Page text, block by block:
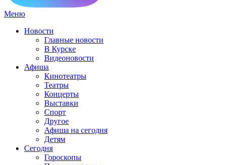
Меню
Новости
Главные новости
В Курске
Видеоновости
Афиша
Кинотеатры
Театры
Концерты
Выставки
Спорт
Другое
Афиша на сегодня
Детям
Сегодня
Гороскопы